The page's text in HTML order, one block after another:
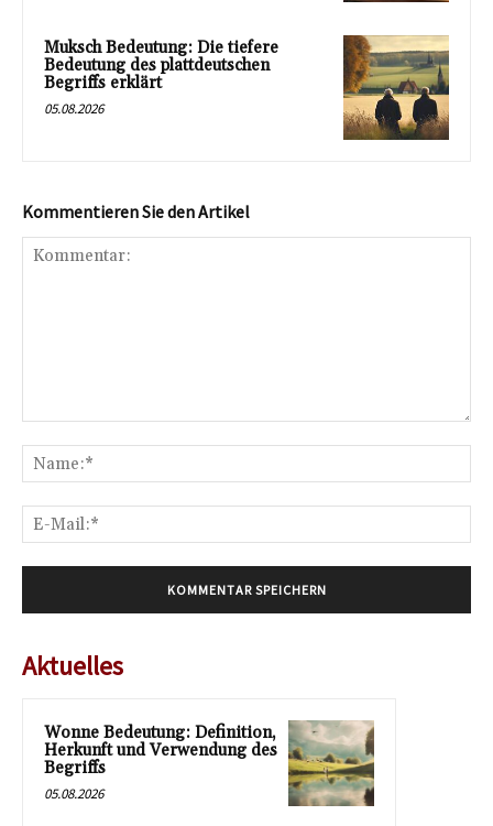
Muksch Bedeutung: Die tiefere
Bedeutung des plattdeutschen
Begriffs erklärt
05.08.2026
Kommentieren Sie den Artikel
Aktuelles
Wonne Bedeutung: Definition,
Herkunft und Verwendung des
Begriffs
05.08.2026